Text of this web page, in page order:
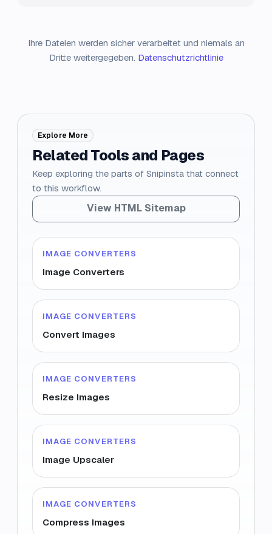
Ihre Dateien werden sicher verarbeitet und niemals an
Dritte weitergegeben. Datenschutzrichtlinie
Explore More
Related Tools and Pages
Keep exploring the parts of Snipinsta that connect
to this workflow.
View HTML Sitemap
IMAGE CONVERTERS
Image Converters
IMAGE CONVERTERS
Convert Images
IMAGE CONVERTERS
Resize Images
IMAGE CONVERTERS
Image Upscaler
IMAGE CONVERTERS
Compress Images